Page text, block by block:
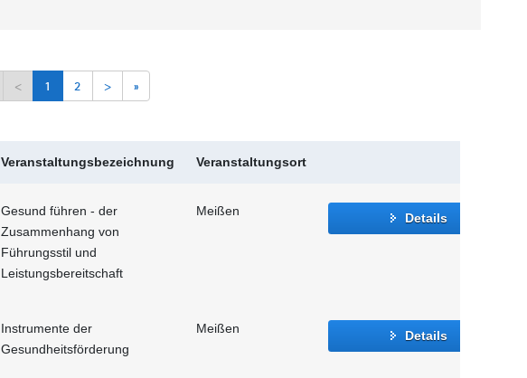
< 1 2 > »
Veranstaltungsbezeichnung Veranstaltungsort
Gesund führen - der
Zusammenhang von
Führungsstil und
Leistungsbereitschaft
Meißen Details
Instrumente der
Gesundheitsförderung
Meißen Details